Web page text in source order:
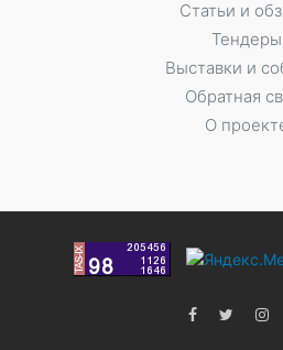
Статьи и
Тендеры
Выставки и
Обратная
О